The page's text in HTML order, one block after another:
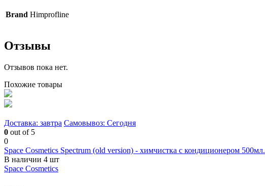
Brand Himprofline
Отзывы
Отзывов пока нет.
Похожие товары
Доставка: завтра Самовывоз: Сегодня
0 out of 5
0
Space Cosmetics Spectrum (old version) - химчистка с кондиционером 500мл.
В наличии 4 шт
Space Cosmetics